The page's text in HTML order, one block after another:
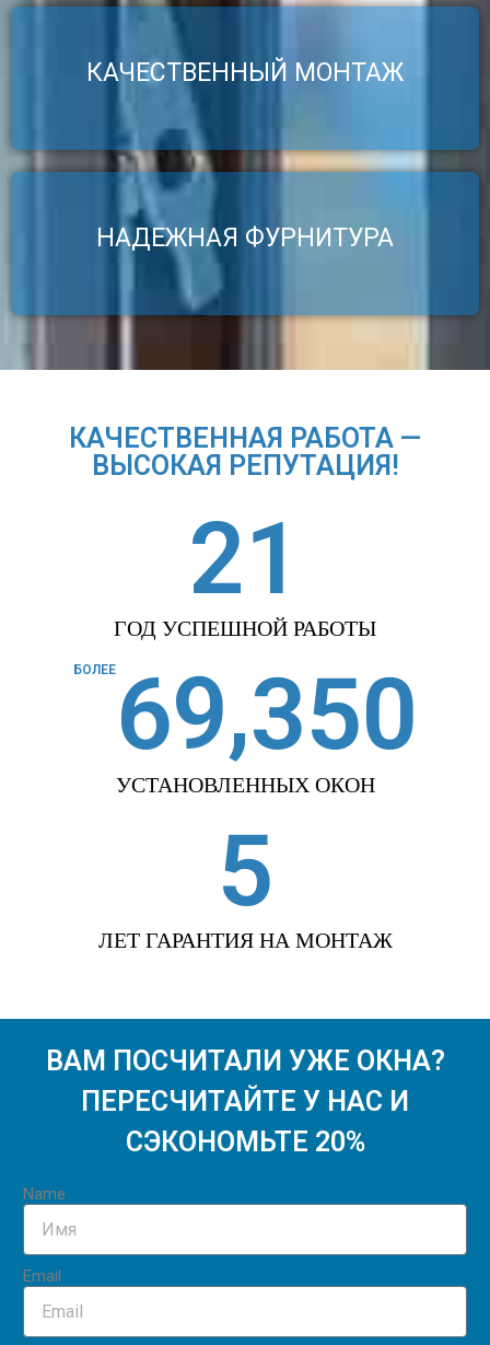
КАЧЕСТВЕННЫЙ МОНТАЖ
(097) 249-40-66
НАДЕЖНАЯ ФУРНИТУРА
(097) 249-40-66
КАЧЕСТВЕННАЯ РАБОТА —
ВЫСОКАЯ РЕПУТАЦИЯ!
21
ГОД УСПЕШНОЙ РАБОТЫ
БОЛЕЕ 69,350
УСТАНОВЛЕННЫХ ОКОН
5
ЛЕТ ГАРАНТИЯ НА МОНТАЖ
ВАМ ПОСЧИТАЛИ УЖЕ ОКНА?
ПЕРЕСЧИТАЙТЕ У НАС И
СЭКОНОМЬТЕ 20%
Name
Email